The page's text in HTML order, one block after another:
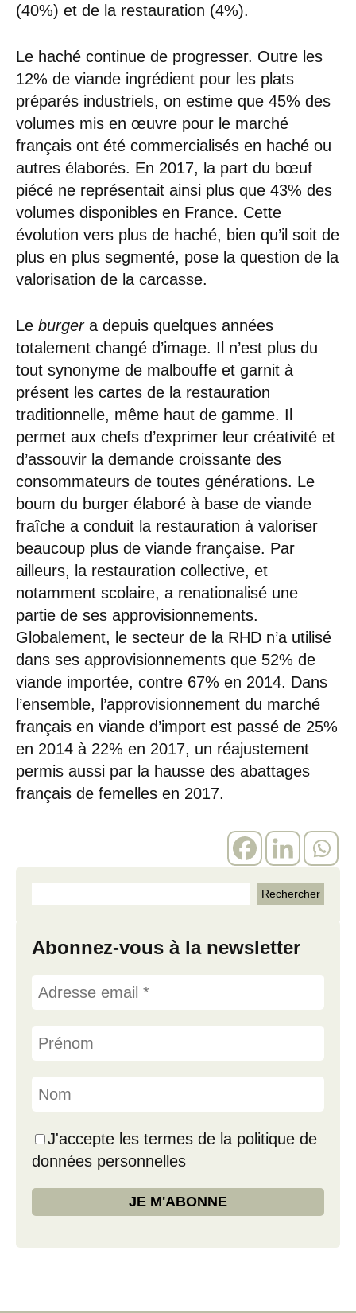
(40%) et de la restauration (4%).
Le haché continue de progresser. Outre les
12% de viande ingrédient pour les plats
préparés industriels, on estime que 45% des
volumes mis en œuvre pour le marché
français ont été commercialisés en haché ou
autres élaborés. En 2017, la part du bœuf
piécé ne représentait ainsi plus que 43% des
volumes disponibles en France. Cette
évolution vers plus de haché, bien qu’il soit de
plus en plus segmenté, pose la question de la
valorisation de la carcasse.
Le burgera depuis quelques années
totalement changé d’image. Il n’est plus du
tout synonyme de malbouffe et garnit à
présent les cartes de la restauration
traditionnelle, même haut de gamme. Il
permet aux chefs d’exprimer leur créativité et
d’assouvir la demande croissante des
consommateurs de toutes générations. Le
boum du burger élaboré à base de viande
fraîche a conduit la restauration à valoriser
beaucoup plus de viande française. Par
ailleurs, la restauration collective, et
notamment scolaire, a renationalisé une
partie de ses approvisionnements.
Globalement, le secteur de la RHD n’a utilisé
dans ses approvisionnements que 52% de
viande importée, contre 67% en 2014. Dans
l’ensemble, l’approvisionnement du marché
français en viande d’import est passé de 25%
en 2014 à 22% en 2017, un réajustement
permis aussi par la hausse des abattages
français de femelles en 2017.
Abonnez-vous à la newsletter
J'accepte les termes de la politique de
données personnelles